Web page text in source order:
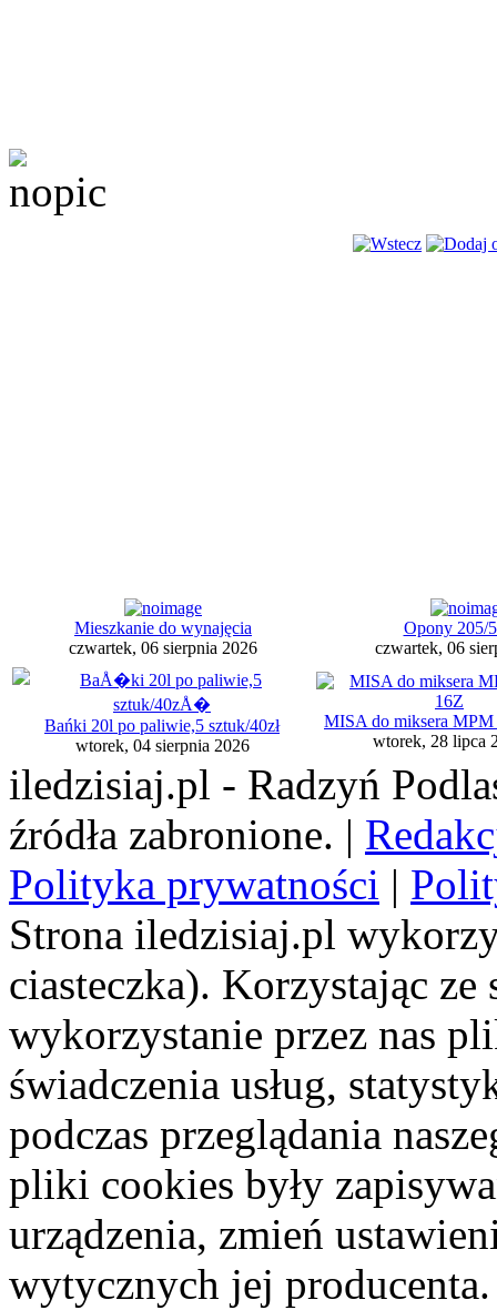
Mieszkanie do wynajęcia
czwartek, 06 sierpnia 2026
Opony 205/
czwartek, 06
Bańki 20l po paliwie,5 sztuk/40zł
wtorek, 04 sierpnia 2026
MISA do miksera
wtorek, 28 lipca
iledzisiaj.pl - Radzyń
źródła zabronione. |
Polityka prywatności |
Strona iledzisiaj.pl
ciasteczka). Korzystając
wykorzystanie przez nas
świadczenia usług,
podczas przeglądania
pliki cookies były
urządzenia, zmień
wytycznych jej producenta.